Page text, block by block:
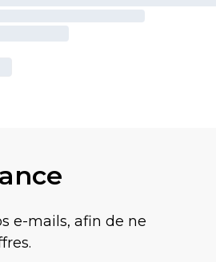
e-mails, afin de ne